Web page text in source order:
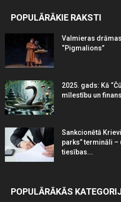
POPULĀRĀKIE RAKSTI
Valmieras
“Pigmalions”
2025. gads: Kā
mīlestību un
Sankcionētā
parks” termināli
tiesības...
POPULĀRĀKĀS